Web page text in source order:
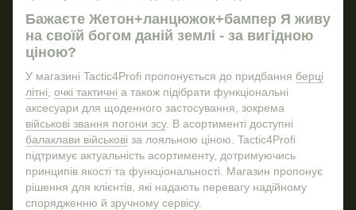
Ремінь чоловічий тактичний
Мультитул військовий
Мультитул ціна
Купити бінокль військовий
Магніт купити
Бажаєте Жетон+ланцюжок+бампер Я живу
на своїй богом даній землі - за вигідною
ціною?
У магазині Tactic4Profi пропонується до придбання берці
літні очкі тактичні а також підібрати функціональні
аксесуари для щоденного застосування, зокрема
військові звання погони зсу. В асортименті доступні
балаклави військові за лояльною ціною. Tactic4Profi
підтримує актуальність асортименту, дотримуючись
принципів якості та функціональності. Магазин пропонує
рішення для клієнтів, які надають перевагу надійному
спорядженню й зручному сервісу.